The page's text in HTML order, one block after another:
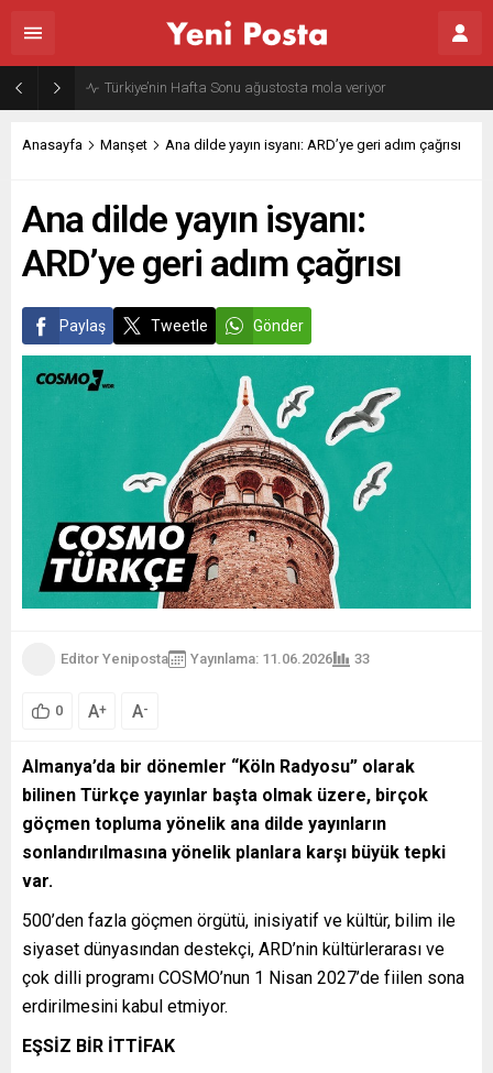
Gazze’nin geleceği: Teknokratik kontrol mü, kolonializm mi?
Anasayfa Manşet Ana dilde yayın isyanı: ARD’ye geri adım çağrısı
Ana dilde yayın isyanı:
ARD’ye geri adım çağrısı
Paylaş Tweetle Gönder
Editor Yeniposta Yayınlama: 11.06.2026 33
0 A+ A-
Almanya’da bir dönemler “Köln Radyosu” olarak
bilinen Türkçe yayınlar başta olmak üzere, birçok
göçmen topluma yönelik ana dilde yayınların
sonlandırılmasına yönelik planlara karşı büyük tepki
var.
500’den fazla göçmen örgütü, inisiyatif ve kültür, bilim ile
siyaset dünyasından destekçi, ARD’nin kültürlerarası ve
çok dilli programı COSMO’nun 1 Nisan 2027’de fiilen sona
erdirilmesini kabul etmiyor.
EŞSİZ BİR İTTİFAK